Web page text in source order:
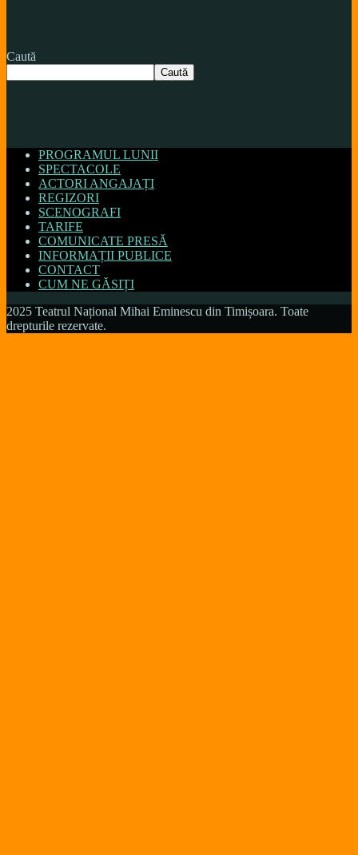
Caută
Caută
PROGRAMUL LUNII
SPECTACOLE
ACTORI ANGAJAȚI
REGIZORI
SCENOGRAFI
TARIFE
COMUNICATE PRESĂ
INFORMAȚII PUBLICE
CONTACT
CUM NE GĂSIȚI
2025 Teatrul Național Mihai Eminescu din Timișoara. Toate
drepturile rezervate.